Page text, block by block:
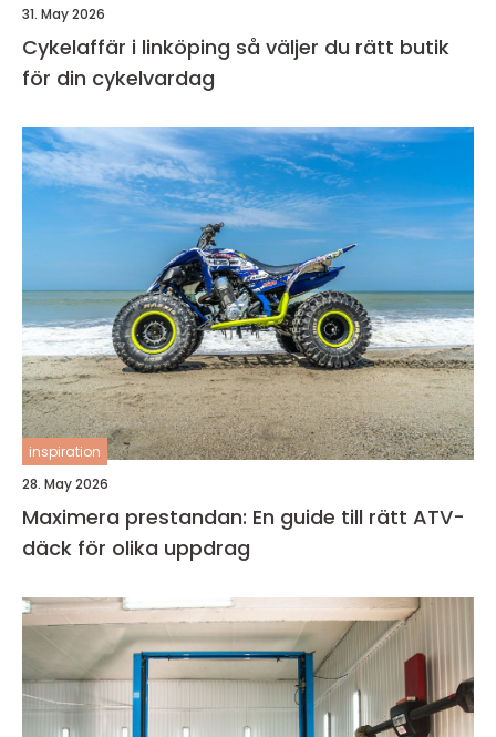
31. May 2026
Cykelaffär i linköping så väljer du rätt butik
för din cykelvardag
inspiration
28. May 2026
Maximera prestandan: En guide till rätt ATV-
däck för olika uppdrag